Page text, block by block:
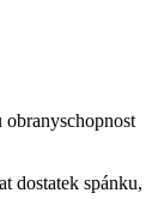
dostatek spánku,